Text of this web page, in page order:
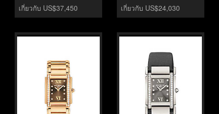
เกี่ยวกับ US$37,450
เกี่ยวกับ US$24,030